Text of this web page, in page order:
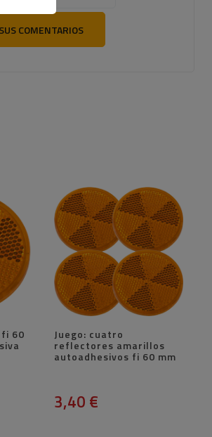
COMENTARIOS
60 Juego: cuatro
reflectores amarillos
autoadhesivos fi 60 mm
3,40 €